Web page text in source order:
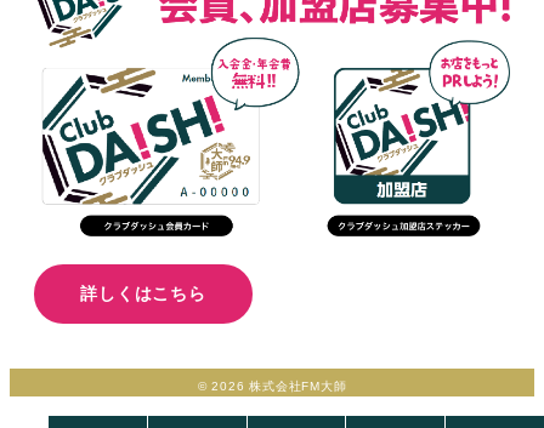
詳しくはこちら
© 2026 株式会社FM大師